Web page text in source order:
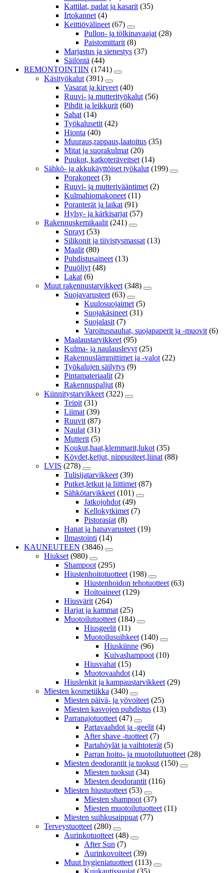
Kattilat, padat ja kasarit (35)
Irtokannet (4)
Keittiövälineet (67)
Pullon- ja tölkinavaajat (28)
Paistomittarit (8)
Marjastus ja sienestys (37)
Säilöntä (44)
REMONTOINTIIN (1741)
Käsityökalut (391)
Vasarat ja kirveet (40)
Ruuvi- ja mutterityökalut (56)
Pihdit ja leikkurit (60)
Sahat (14)
Työkalusetit (42)
Hionta (40)
Muuraus,rappaus,laatoitus (35)
Mitat ja suorakulmat (20)
Puukot, katkoteräveitset (14)
Sähkö- ja akkukäyttöiset työkalut (199)
Porakoneet (3)
Ruuvi- ja mutterivääntimet (2)
Kulmahiomakoneet (11)
Poranterät ja laikat (91)
Hylsy- ja kärkisarjat (57)
Rakennuskemikaalit (241)
Sprayt (53)
Silikonit ja tiivistysmassat (13)
Maalit (80)
Puhdistusaineet (13)
Puuöljyt (48)
Lakat (6)
Muut rakennustarvikkeet (348)
Suojavarusteet (63)
Kuulosuojaimet (5)
Suojakäsineet (31)
Suojalasit (7)
Varoitusnauhat, suojapaperit ja -muovit (6)
Maalaustarvikkeet (95)
Kulma- ja naulauslevyt (25)
Rakennuslämmittimet ja -valot (22)
Työkalujen säilytys (9)
Pintamateriaalit (2)
Rakennuspaljut (8)
Kiinnitystarvikkeet (322)
Teipit (31)
Liimat (39)
Ruuvit (87)
Naulat (31)
Mutterit (5)
Koukut,haat,klemmarit,lukot (35)
Köydet,ketjut, nippusiteet,liinat (88)
LVIS (278)
Tulisijatarvikkeet (39)
Putket,letkut ja liittimet (87)
Sähkötarvikkeet (101)
Jatkojohdot (49)
Kellokytkimet (7)
Pistorasiat (8)
Hanat ja hanavarusteet (19)
Ilmastointi (14)
KAUNEUTEEN (3846)
Hiukset (980)
Shampoot (295)
Hiustenhoitotuotteet (198)
Hiustenhoidon tehotuotteet (63)
Hoitoaineet (129)
Hiusvärit (264)
Harjat ja kammat (25)
Muotoilutuotteet (184)
Hiusgeelit (11)
Muotoilusuihkeet (140)
Hiuskiinne (96)
Kuivashampoot (10)
Hiusvahat (15)
Muotovaahdot (14)
Hiuslenkit ja kampaustarvikkeet (29)
Miesten kosmetiikka (340)
Miesten päivä- ja yövoiteet (25)
Miesten kasvojen puhdistus (13)
Parranajotuotteet (47)
Partavaahdot ja -geelit (4)
After shave -tuotteet (7)
Partahöylät ja vaihtoterät (5)
Parran hoito- ja muotoilutuotteet (28)
Miesten deodorantit ja tuoksut (150)
Miesten tuoksut (34)
Miesten deodorantit (116)
Miesten hiustuotteet (53)
Miesten shampoot (37)
Miesten muotoilutuotteet (11)
Miesten suihkusaippuat (77)
Terveystuotteet (280)
Aurinkotuotteet (48)
After Sun (7)
Aurinkovoiteet (39)
Muut hygieniatuotteet (113)